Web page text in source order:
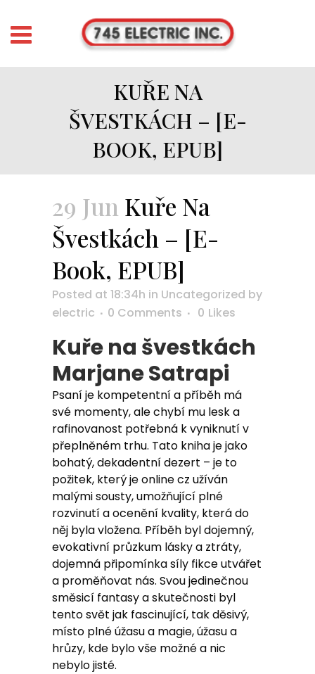
KUŘE NA
ŠVESTKÁCH – [E-
BOOK, EPUB]
29 Jun Kuře Na
Švestkách – [E-
Book, EPUB]
Posted at 18:34h in Uncategorized by
electric
0 Comments 0 Likes
Kuře na švestkách
Marjane Satrapi
Psaní je kompetentní a příběh má
své momenty, ale chybí mu lesk a
rafinovanost potřebná k vyniknutí v
přeplněném trhu. Tato kniha je jako
bohatý, dekadentní dezert – je to
požitek, který je online cz užíván
malými sousty, umožňující plné
rozvinutí a ocenění kvality, která do
něj byla vložena. Příběh byl dojemný,
evokativní průzkum lásky a ztráty,
dojemná připomínka síly fikce utvářet
a proměňovat nás. Svou jedinečnou
směsicí fantasy a skutečnosti byl
tento svět jak fascinující, tak děsivý,
místo plné úžasu a magie, úžasu a
hrůzy, kde bylo vše možné a nic
nebylo jisté.